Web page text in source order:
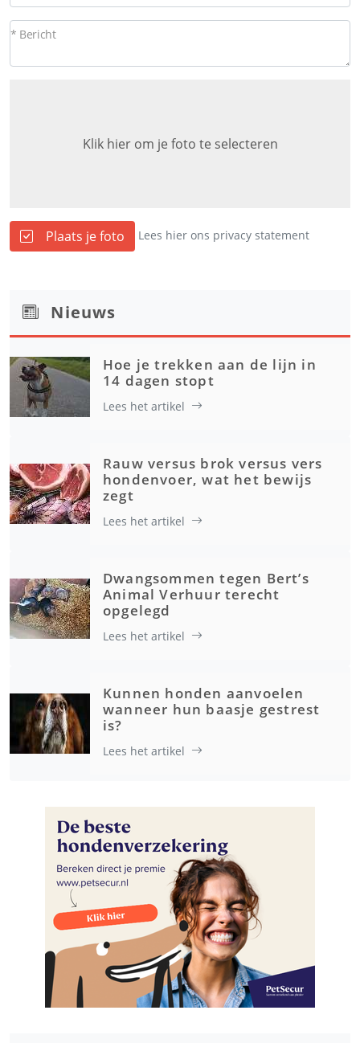
* Bericht
Klik hier om je foto te selecteren
Plaats je foto Lees hier ons privacy statement
Nieuws
Hoe je trekken aan de lijn in
14 dagen stopt
Lees het artikel
Rauw versus brok versus vers
hondenvoer, wat het bewijs
zegt
Lees het artikel
Dwangsommen tegen Bert’s
Animal Verhuur terecht
opgelegd
Lees het artikel
Kunnen honden aanvoelen
wanneer hun baasje gestrest
is?
Lees het artikel